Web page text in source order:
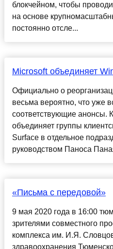
блокчейном, чтобы
на основе
постоянно отсле...
Microsoft объединяет
Официально о
весьма вероятно, что уже
соответствующие анонсы.
объединяет группы
Surface в отдельное
руководством Паноса
«Письма с передовой»
9 мая 2020 года в 16:00
зрителями совместного
комплекса им. И.Я.
здравоохранения